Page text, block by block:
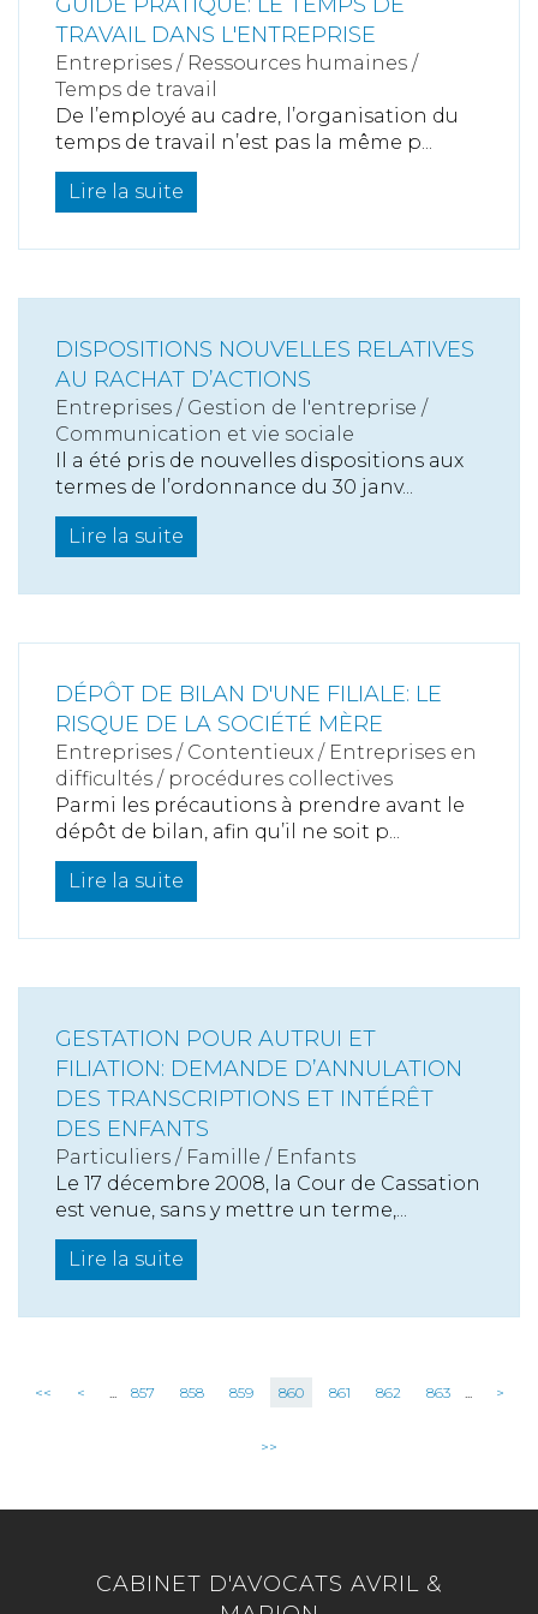
TRAVAIL DANS L'ENTREPRISE
Entreprises / Ressources humaines /
Temps de travail
De l’employé au cadre, l’organisation du
temps de travail n’est pas la même p...
Lire la suite
DISPOSITIONS NOUVELLES RELATIVES
AU RACHAT D’ACTIONS
Entreprises / Gestion de l'entreprise /
Communication et vie sociale
Il a été pris de nouvelles dispositions aux
termes de l’ordonnance du 30 janv...
Lire la suite
DÉPÔT DE BILAN D'UNE FILIALE: LE
RISQUE DE LA SOCIÉTÉ MÈRE
Entreprises / Contentieux / Entreprises en
difficultés / procédures collectives
Parmi les précautions à prendre avant le
dépôt de bilan, afin qu’il ne soit p...
Lire la suite
GESTATION POUR AUTRUI ET
FILIATION: DEMANDE D’ANNULATION
DES TRANSCRIPTIONS ET INTÉRÊT
DES ENFANTS
Particuliers / Famille / Enfants
Le 17 décembre 2008, la Cour de Cassation
est venue, sans y mettre un terme,...
Lire la suite
<< < ... 857 858 859 860 861 862 863 ... >
>>
CABINET D'AVOCATS AVRIL &